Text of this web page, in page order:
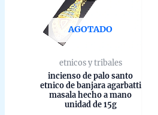
AGOTADO
etnicos y tribales
incienso de palo santo
etnico de banjara agarbatti
masala hecho a mano
unidad de 15g